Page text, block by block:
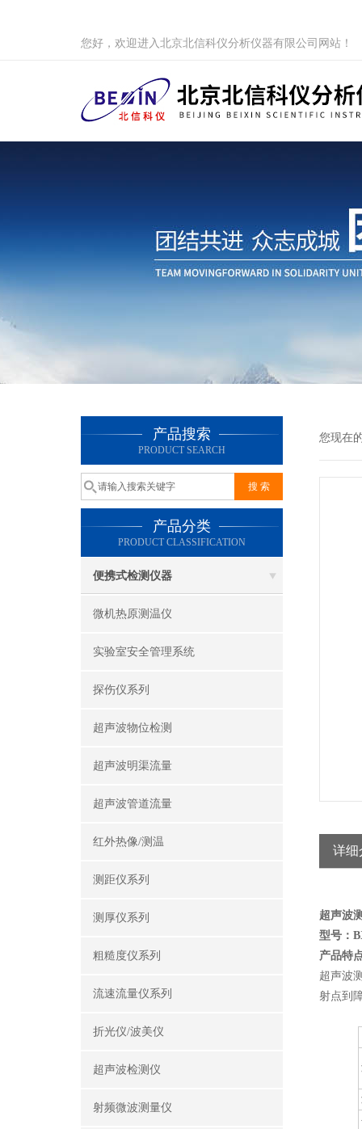
您好，欢迎进入北京北信科仪分析仪器有限公司网站！
产品搜索
PRODUCT SEARCH
产品分类
PRODUCT CLASSIFICATION
便携式检测仪器
微机热原测温仪
实验室安全管理系统
探伤仪系列
超声波物位检测
超声波明渠流量
超声波管道流量
红外热像/测温
测距仪系列
测厚仪系列
粗糙度仪系列
流速流量仪系列
折光仪/波美仪
超声波检测仪
射频微波测量仪
您现在
详细
超声波
型号：
产品特
超声波
射点到